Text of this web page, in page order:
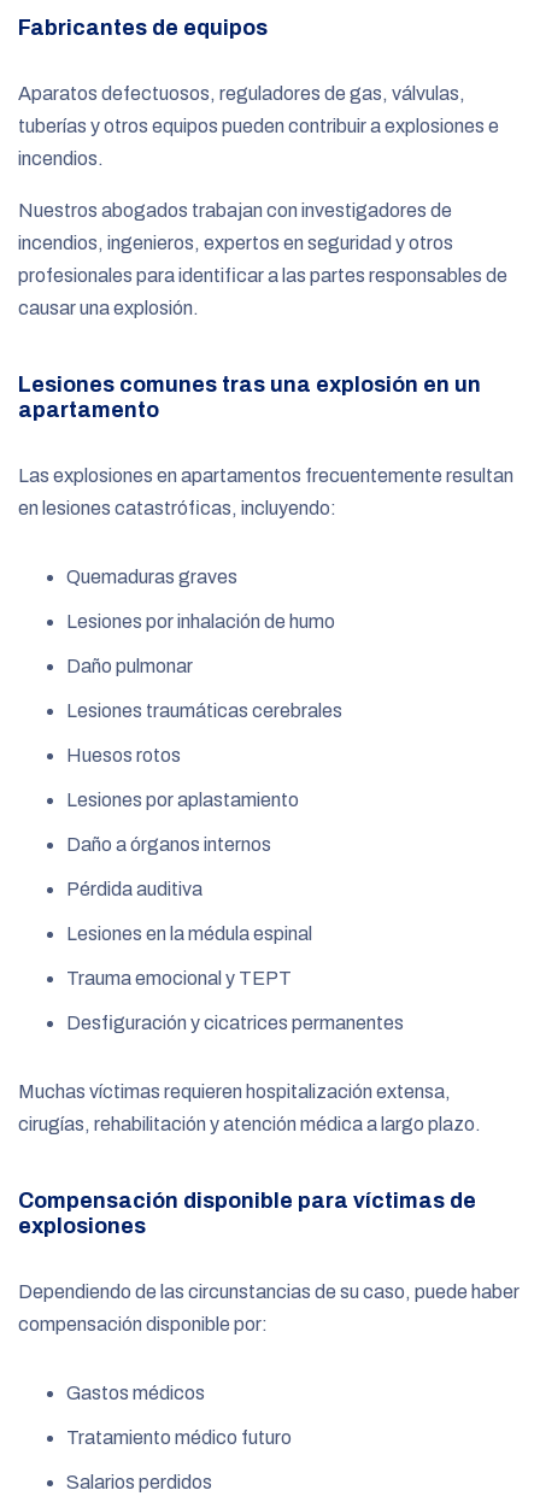
Fabricantes de equipos
Aparatos defectuosos, reguladores de gas, válvulas,
tuberías y otros equipos pueden contribuir a explosiones e
incendios.
Nuestros abogados trabajan con investigadores de
incendios, ingenieros, expertos en seguridad y otros
profesionales para identificar a las partes responsables de
causar una explosión.
Lesiones comunes tras una explosión en un
apartamento
Las explosiones en apartamentos frecuentemente resultan
en lesiones catastróficas, incluyendo:
Quemaduras graves
Lesiones por inhalación de humo
Daño pulmonar
Lesiones traumáticas cerebrales
Huesos rotos
Lesiones por aplastamiento
Daño a órganos internos
Pérdida auditiva
Lesiones en la médula espinal
Trauma emocional y TEPT
Desfiguración y cicatrices permanentes
Muchas víctimas requieren hospitalización extensa,
cirugías, rehabilitación y atención médica a largo plazo.
Compensación disponible para víctimas de
explosiones
Dependiendo de las circunstancias de su caso, puede haber
compensación disponible por:
Gastos médicos
Tratamiento médico futuro
Salarios perdidos